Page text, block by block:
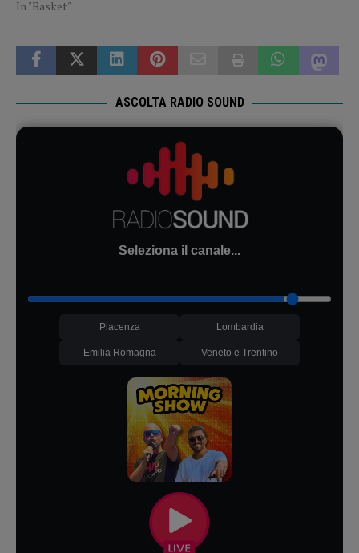
In "Basket"
ASCOLTA RADIO SOUND
Seleziona il canale...
Piacenza Lombardia
Emilia Romagna Veneto e Trentino